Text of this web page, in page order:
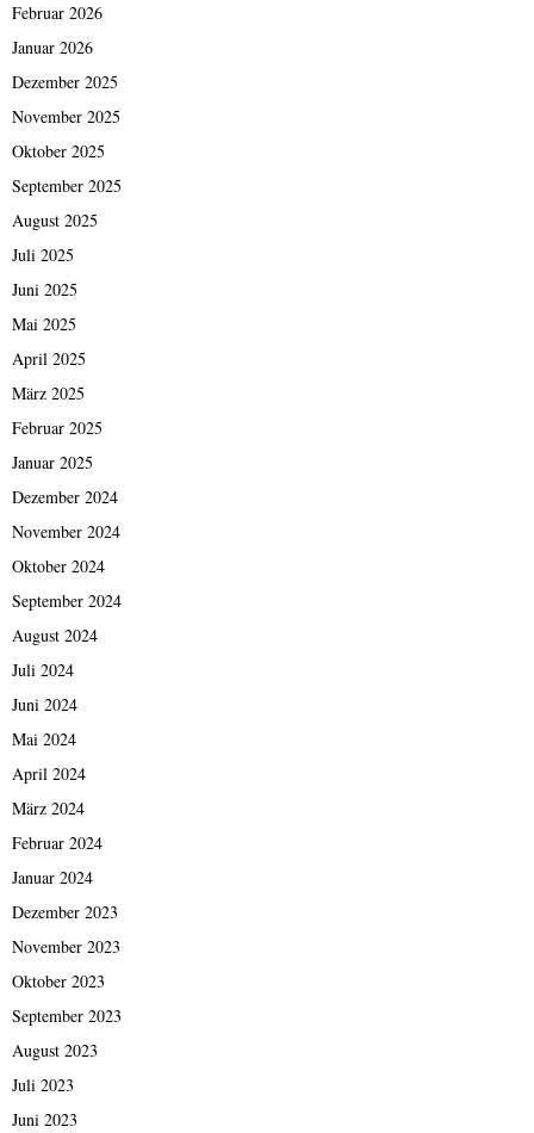
Februar 2026
Januar 2026
Dezember 2025
November 2025
Oktober 2025
September 2025
August 2025
Juli 2025
Juni 2025
Mai 2025
April 2025
März 2025
Februar 2025
Januar 2025
Dezember 2024
November 2024
Oktober 2024
September 2024
August 2024
Juli 2024
Juni 2024
Mai 2024
April 2024
März 2024
Februar 2024
Januar 2024
Dezember 2023
November 2023
Oktober 2023
September 2023
August 2023
Juli 2023
Juni 2023